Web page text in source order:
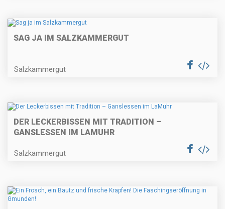
SAG JA IM SALZKAMMERGUT
Salzkammergut
DER LECKERBISSEN MIT TRADITION –
GANSLESSEN IM LAMUHR
Salzkammergut